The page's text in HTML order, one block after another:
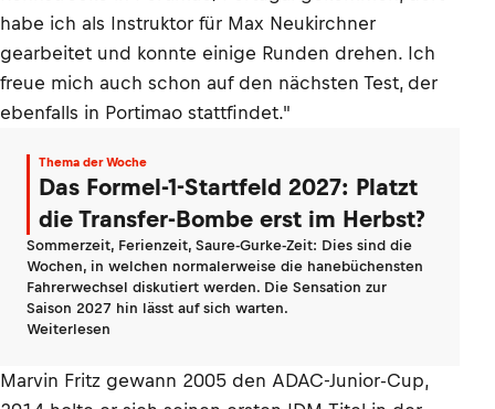
habe ich als Instruktor für Max Neukirchner
gearbeitet und konnte einige Runden drehen. Ich
freue mich auch schon auf den nächsten Test, der
ebenfalls in Portimao stattfindet."
Thema der Woche
Das Formel-1-Startfeld 2027: Platzt
die Transfer-Bombe erst im Herbst?
Sommerzeit, Ferienzeit, Saure-Gurke-Zeit: Dies sind die
Wochen, in welchen normalerweise die hanebüchensten
Fahrerwechsel diskutiert werden. Die Sensation zur
Saison 2027 hin lässt auf sich warten.
Weiterlesen
Marvin Fritz gewann 2005 den ADAC-Junior-Cup,